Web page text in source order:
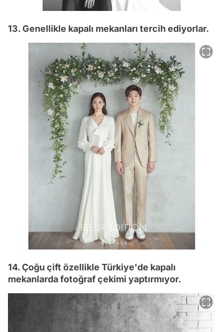
13. Genellikle kapalı mekanları tercih ediyorlar.
14. Çoğu çift özellikle Türkiye'de kapalı
mekanlarda fotoğraf çekimi yaptırmıyor.